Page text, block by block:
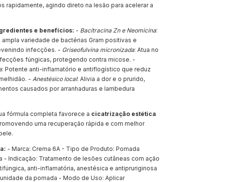
rapidamente, agindo direto na lesão para acelerar a
e benefícios: - Bacitracina Zn e Neomicina:
ampla variedade de bactérias Gram positivas e
infecções. - Griseofulvina micronizada: Atua no
fúngicas, protegendo contra micose. -
: Potente anti-inflamatório e antiflogístico que reduz
- Anestésico local: Alivia a dor e o prurido,
causados por arranhaduras e lambedura
fórmula completa favorece a cicatrização estética
uma recuperação rápida e com melhor
- Marca: Crema 6A - Tipo de Produto: Pomada
- Indicação: Tratamento de lesões cutâneas com ação
anti-inflamatória, anestésica e antipruriginosa
da pomada - Modo de Uso: Aplicar